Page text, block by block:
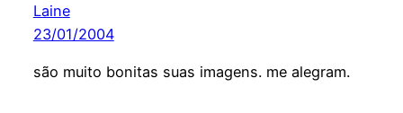
Laine
23/01/2004
são muito bonitas suas imagens. me alegram.